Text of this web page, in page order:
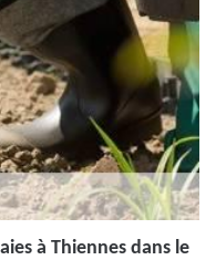
à Thiennes dans le